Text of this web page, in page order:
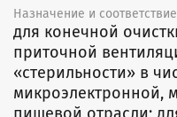
Назначение и соответствие
для конечной
приточной
«стерильности» в
микроэлектронной,